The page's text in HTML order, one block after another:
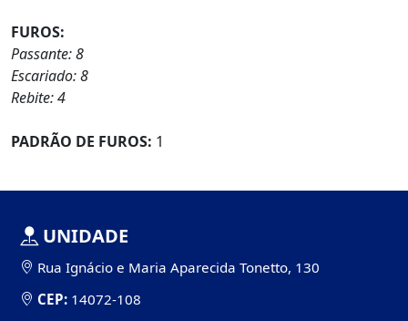
FUROS:
Passante: 8
Escariado: 8
Rebite: 4
PADRÃO DE FUROS: 1
UNIDADE
Rua Ignácio e Maria Aparecida Tonetto, 130
CEP: 14072-108